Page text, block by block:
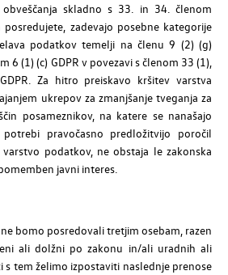
skladno s 33. in 34. členom
posredujete, zadevajo posebne kategorije
podatkov temelji na členu 9 (2) (g)
6 (1) (c) GDPR v povezavi s členom 33 (1),
Za hitro preiskavo kršitev varstva
ukrepov za zmanjšanje tveganja za
posameznikov, na katere se nanašajo
pravočasno predložitvijo poročil
podatkov, ne obstaja le zakonska
javni interes.
bomo posredovali tretjim osebam, razen
ali dolžni po zakonu in/ali uradnih ali
s tem želimo izpostaviti naslednje prenose